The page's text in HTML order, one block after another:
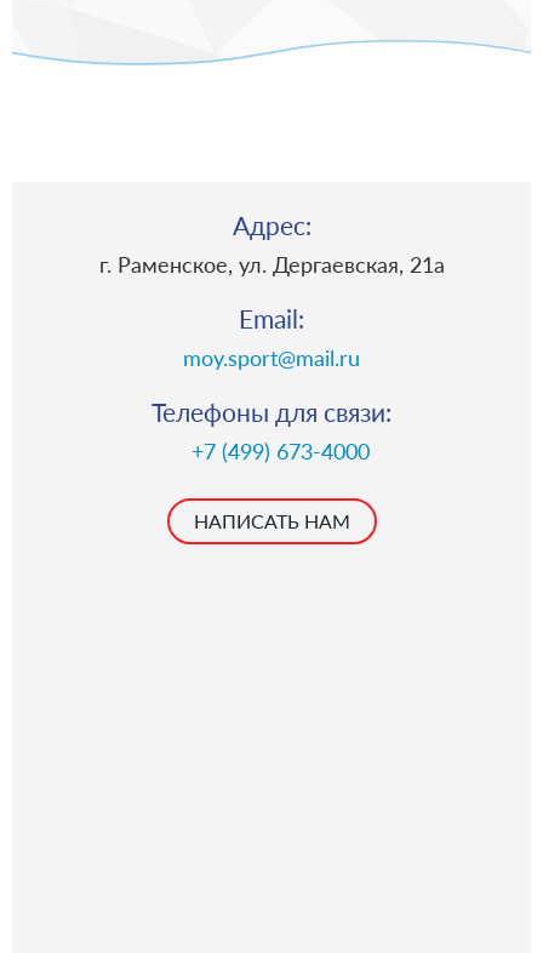
Адрес:
г. Раменское, ул. Дергаевская, 21a
Email:
moy.sport@mail.ru
Телефоны для связи:
+7 (499) 673-4000
НАПИСАТЬ НАМ